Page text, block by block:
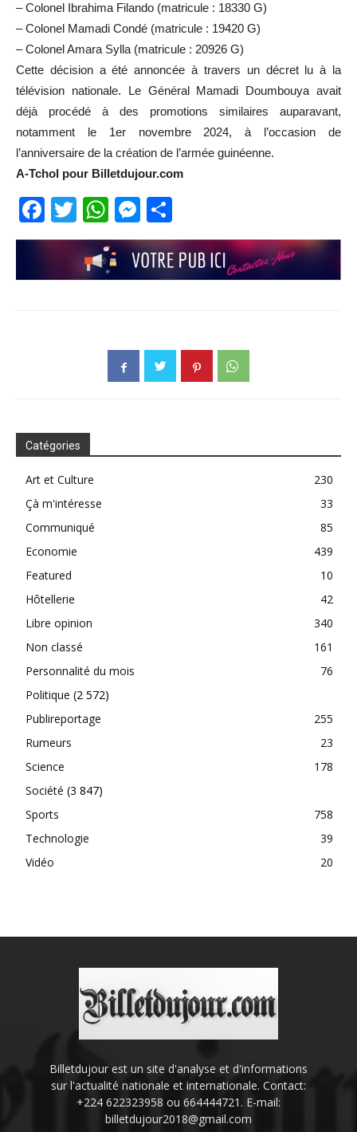
– Colonel Ibrahima Filando (matricule : 18330 G)
– Colonel Mamadi Condé (matricule : 19420 G)
– Colonel Amara Sylla (matricule : 20926 G)
Cette décision a été annoncée à travers un décret lu à la
télévision nationale. Le Général Mamadi Doumbouya avait
déjà procédé à des promotions similaires auparavant,
notamment le 1er novembre 2024, à l’occasion de
l’anniversaire de la création de l’armée guinéenne.
A-Tchol pour Billetdujour.com
Facebook
TwitterWhatsApp
Messenger
Catégories
Art et Culture
230
Çà m'intéresse
33
Communiqué
85
Economie
439
Featured
10
Hôtellerie
42
Libre opinion
340
Non classé
161
Personnalité du mois
76
Politique (2 572)
Publireportage
255
Rumeurs
23
Science
178
Société (3 847)
Sports
758
Technologie
39
Vidéo
20
Billetdujour est un site d'analyse et d'informations
sur l'actualité nationale et internationale. Contact:
+224 622323958 ou 664444721. E-mail:
billetdujour2018@gmail.com